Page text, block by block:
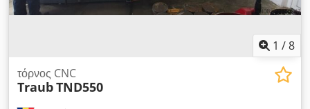
1 /8
τόρνος CNC
TraubTND550